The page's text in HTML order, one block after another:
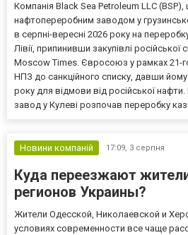
Компанія Black Sea Petroleum LLC
нафтопереробним заводом у
в серпні-вересні 2026 року на
Лівії, припинивши закупівлі
Moscow Times. Євросоюз у рамках 21-
НПЗ до санкційного списку, давши йому
року для відмови від російської
завод у Кулеві розпочав переробку
Новини компаній 17:09, 3 серпня
Куда переезжают
регионов Украины?
Жители Одесской, Николаевской и
условиях современности все чаще